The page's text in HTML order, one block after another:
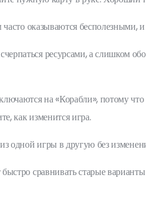
оказываются бесполезными,
ресурсами, а слишком
на «Корабли», потому
как изменится игра.
одной игры в другую без
сравнивать старые